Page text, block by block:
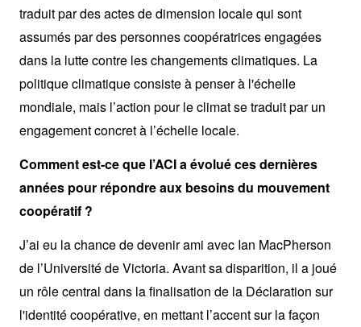
traduit par des actes de dimension locale qui sont
assumés par des personnes coopératrices engagées
dans la lutte contre les changements climatiques. La
politique climatique consiste à penser à l'échelle
mondiale, mais l’action pour le climat se traduit par un
engagement concret à l’échelle locale.
Comment est-ce que l’ACI a évolué ces dernières
années pour répondre aux besoins du mouvement
coopératif ?
J’ai eu la chance de devenir ami avec Ian MacPherson
de l’Université de Victoria. Avant sa disparition, il a joué
un rôle central dans la finalisation de la Déclaration sur
l'identité coopérative, en mettant l’accent sur la façon